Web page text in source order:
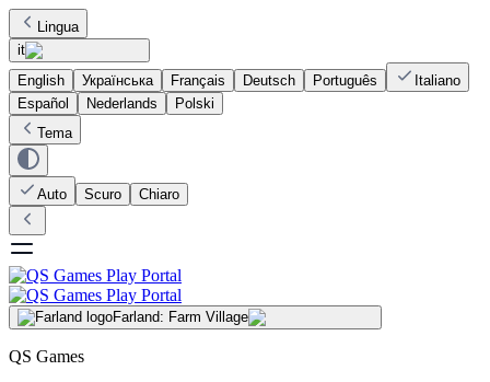
Lingua
it
English
Українська Français Deutsch Português
Italiano
Español
Nederlands
Polski
Tema
Auto Scuro Chiaro
Farland: Farm Village
QS Games